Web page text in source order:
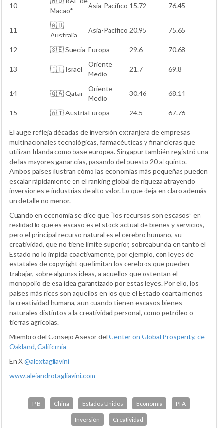
10
Macao*
Asia-Pacífico 15.72 76.45
11
🇦🇺
Australia
Asia-Pacífico 20.95 75.65
12 🇸🇪 Suecia Europa 29.6 70.68
13 🇮🇱 Israel
Oriente
Medio
21.7 69.8
14 🇶🇦 Qatar
Oriente
Medio
30.46 68.14
15 🇦🇹 AustriaEuropa 24.5 67.76
El auge refleja décadas de inversión extranjera de empresas
multinacionales tecnológicas, farmacéuticas y financieras que
utilizan Irlanda como base europea. Singapur también registró una
de las mayores ganancias, pasando del puesto 20 al quinto.
Ambos países ilustran cómo las economías más pequeñas pueden
escalar rápidamente en el ranking global de riqueza atrayendo
inversiones e industrias de alto valor. Lo que deja en claro además
un detalle no menor.
Cuando en economía se dice que “los recursos son escasos” en
realidad lo que es escaso es el stock actual de bienes y servicios,
pero el principal recurso natural es el cerebro humano, su
creatividad, que no tiene límite superior, sobreabunda en tanto el
Estado no lo impida coactivamente, por ejemplo, con leyes de
estatales de copyright que limitan los cerebros que pueden
trabajar, sobre algunas ideas, a aquellos que ostentan el
monopolio de esa idea garantizado por estas leyes. Por ello, los
países más ricos son aquellos en los que el Estado coarta menos
la creatividad humana, aun cuando tienen escasos bienes
naturales distintos a la creatividad personal, como petróleo o
tierras agrícolas.
Miembro del Consejo Asesor del Center on Global Prosperity, de
Oakland, California
En X@alextagliavini
www.alejandrotagliavini.com
PIB China Estados Unidos Economía PPA
Inversión Creatividad